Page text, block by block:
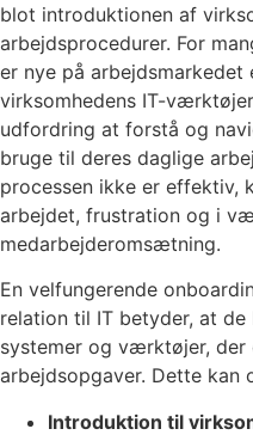
blot introduktionen af
arbejdsprocedurer. For
er nye på
virksomhedens IT-
udfordring at forstå og
bruge til deres daglige
processen ikke er effektiv,
arbejdet, frustration og i
medarbejderomsætning.
En velfungerende
relation til IT betyder, at
systemer og værktøjer, der
arbejdsopgaver. Dette kan
Introduktion til